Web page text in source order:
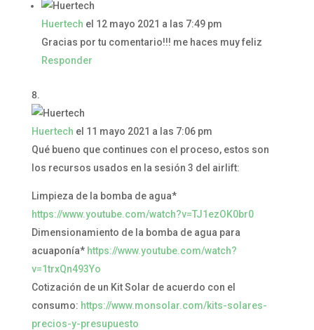
Huertech el 12 mayo 2021 a las 7:49 pm
Gracias por tu comentario!!! me haces muy feliz
Responder
Huertech el 11 mayo 2021 a las 7:06 pm
Qué bueno que continues con el proceso, estos son
los recursos usados en la sesión 3 del airlift:
Limpieza de la bomba de agua*
https://www.youtube.com/watch?v=TJ1ezOK0br0
Dimensionamiento de la bomba de agua para
acuaponía* https://www.youtube.com/watch?
v=1trxQn493Yo
Cotización de un Kit Solar de acuerdo con el
consumo: https://www.monsolar.com/kits-solares-
precios-y-presupuesto